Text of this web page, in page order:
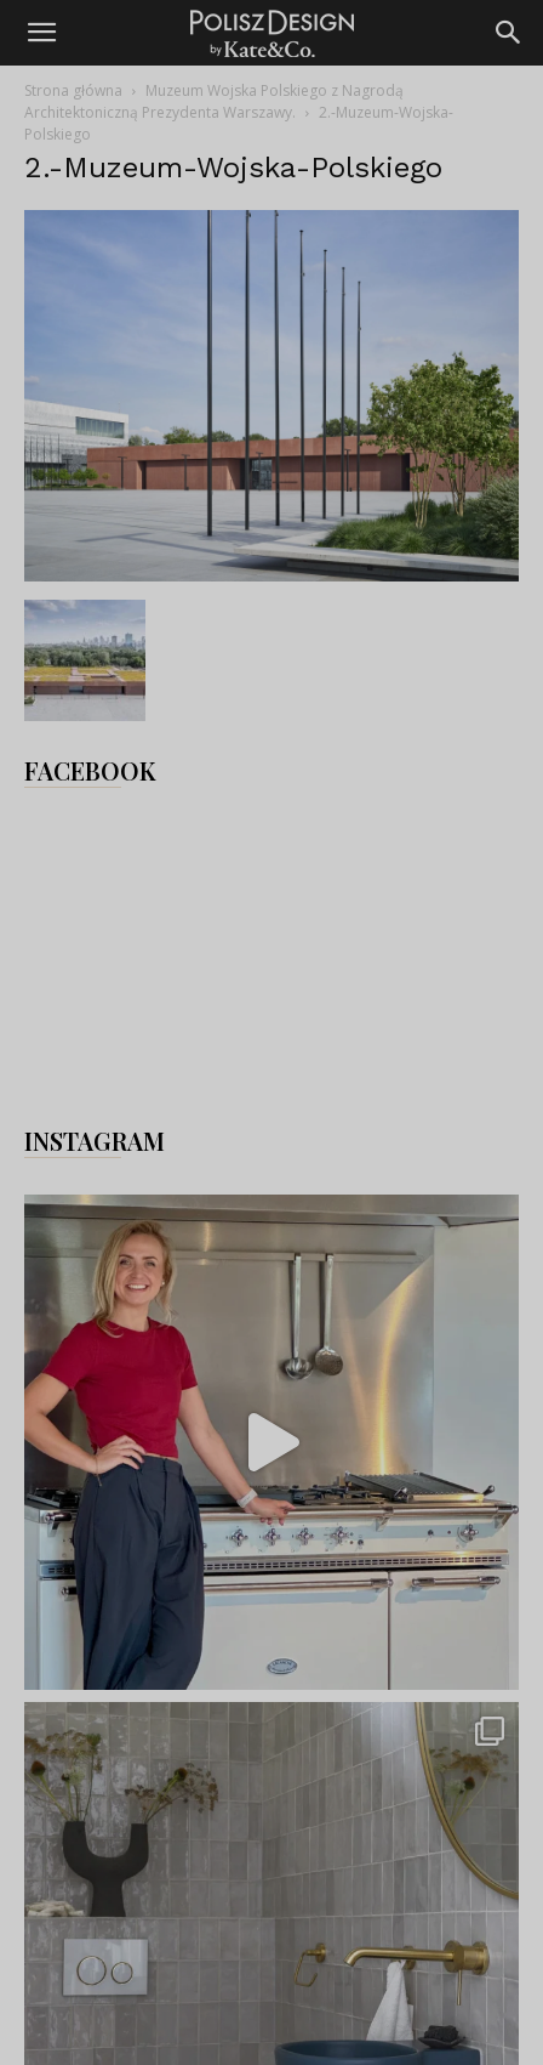
Strona główna
Muzeum Wojska Polskiego z Nagrodą
Architektoniczną Prezydenta Warszawy.
2.-Muzeum-Wojska-
Polskiego
2.-Muzeum-Wojska-Polskiego
FACEBOOK
INSTAGRAM